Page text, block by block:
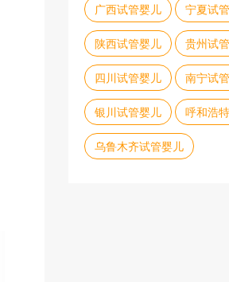
广西试管婴儿 宁夏试
陕西试管婴儿 贵州试
四川试管婴儿 南宁试
银川试管婴儿 呼和浩
乌鲁木齐试管婴儿